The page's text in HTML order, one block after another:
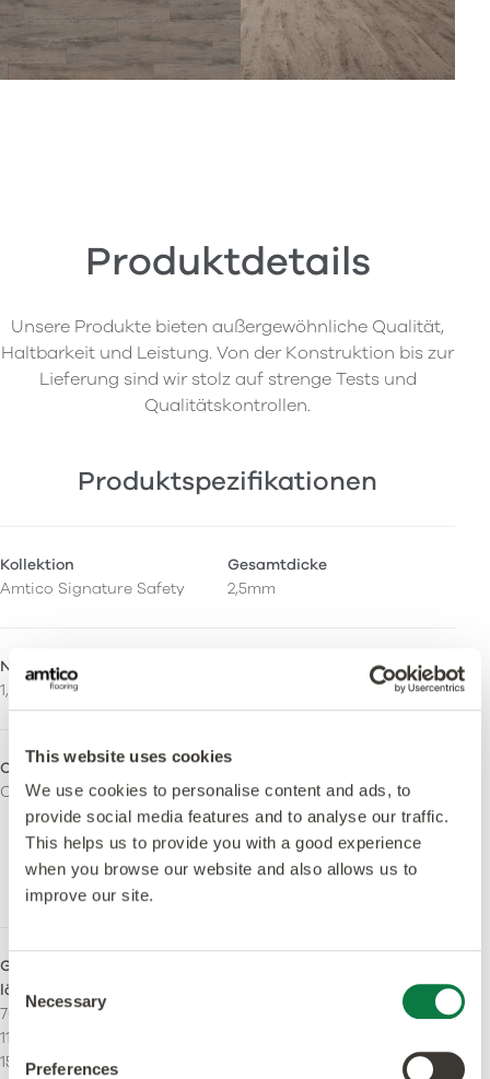
This website uses cookies
We use cookies to personalise content and ads, to
provide social media features and to analyse our traffic.
This helps us to provide you with a good experience
when you browse our website and also allows us to
improve our site.
Selection
Necessary
Preferences
Produktdetails
Unsere Produkte bieten außergewöhnliche Qualität,
Haltbarkeit und Leistung. Von der Konstruktion bis zur
Lieferung sind wir stolz auf strenge Tests und
Qualitätskontrollen.
Produktspezifikationen
Kollektion
Amtico Signature Safety
Gesamtdicke
2,5mm
Nutzschichtstärke
1,0mm
Oberflächenschutz
Quantum Guard Elite
Oberfläche
Ceramic
Frei von Orthophthalaten
Ja – Hergestellt unter
Verwendung von
orthophthalatfreien und
biologischen
Größen - Maserungsverlauf
längs
76,2 x 914,4 mm
114.3 x 914.4 mm
152,4 x 914,4 mm
Kann mit Akzentstreifen